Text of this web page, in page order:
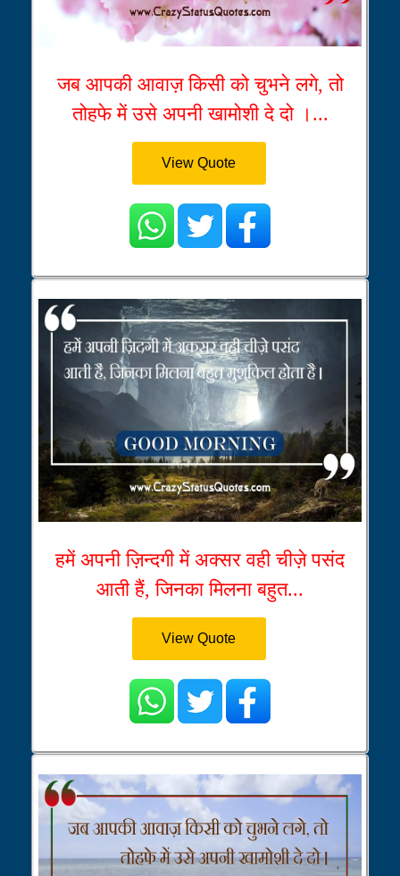
जब आपकी आवाज़ किसी को चुभने लगे, तो
तोहफे में उसे अपनी खामोशी दे दो ।...
View Quote
हमें अपनी ज़िन्दगी में अक्सर वही चीज़े पसंद
आती हैं, जिनका मिलना बहुत...
View Quote